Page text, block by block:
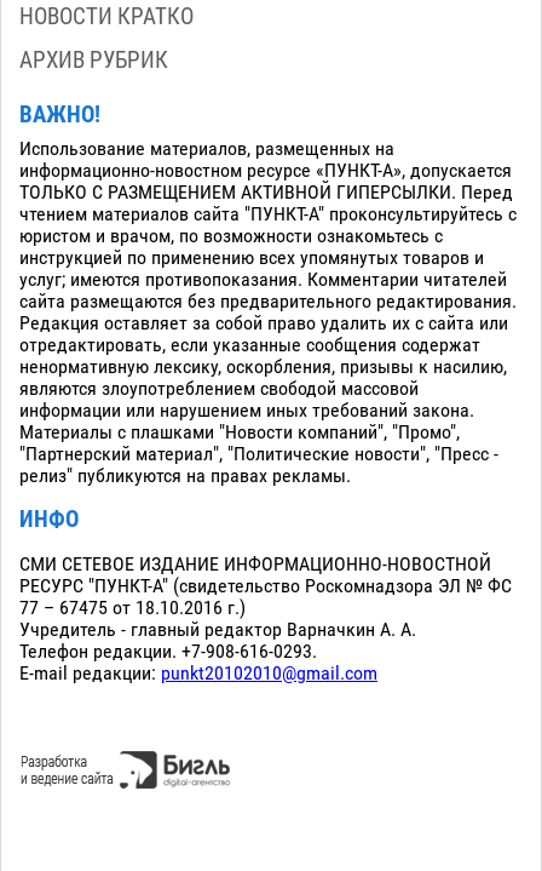
НОВОСТИ КРАТКО
АРХИВ РУБРИК
ВАЖНО!
Использование материалов, размещенных на
информационно-новостном ресурсе «ПУНКТ-А», допускается
ТОЛЬКО С РАЗМЕЩЕНИЕМ АКТИВНОЙ ГИПЕРСЫЛКИ. Перед
чтением материалов сайта "ПУНКТ-А" проконсультируйтесь с
юристом и врачом, по возможности ознакомьтесь с
инструкцией по применению всех упомянутых товаров и
услуг; имеются противопоказания. Комментарии читателей
сайта размещаются без предварительного редактирования.
Редакция оставляет за собой право удалить их с сайта или
отредактировать, если указанные сообщения содержат
ненормативную лексику, оскорбления, призывы к насилию,
являются злоупотреблением свободой массовой
информации или нарушением иных требований закона.
Материалы с плашками "Новости компаний", "Промо",
"Партнерский материал", "Политические новости", "Пресс -
релиз" публикуются на правах рекламы.
ИНФО
СМИ СЕТЕВОЕ ИЗДАНИЕ ИНФОРМАЦИОННО-НОВОСТНОЙ
РЕСУРС "ПУНКТ-А" (свидетельство Роскомнадзора ЭЛ № ФС
77 – 67475 от 18.10.2016 г.)
Учредитель - главный редактор Варначкин А. А.
Телефон редакции. +7-908-616-0293.
E-mail редакции: punkt20102010@gmail.com